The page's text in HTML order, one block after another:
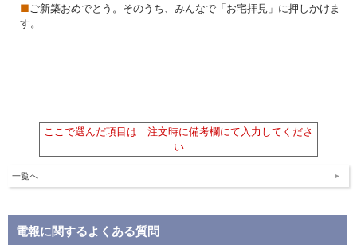
■ ご新築おめでとう。そのうち、みんなで「お宅拝見」に押しかけま
す。
ここで選んだ項目は 注文時に備考欄にて入力してくださ
い
一覧へ
電報に関するよくある質問